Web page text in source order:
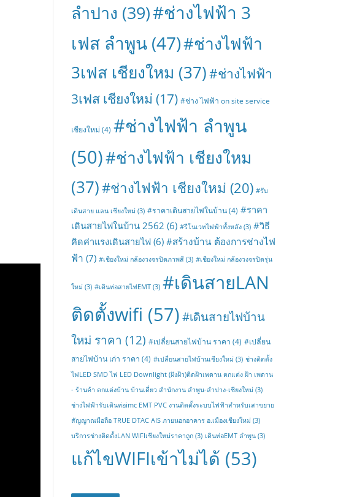
ลำปาง (39)#ช่างไฟฟ้า 3
เฟส ลำพูน (47)#ช่างไฟฟ้า
3เฟส เชียงใหม (37)#ช่างไฟฟ้า
3เฟส เชียงใหม่ (17) #ช่าง ไฟฟ้า on site service
เชียงใหม่ (4) #ช่างไฟฟ้า ลำพูน
(50)#ช่างไฟฟ้า เชียงใหม
(37)#ช่างไฟฟ้า เชียงใหม่ (20) #รับ
เดินสาย แลน เชียงใหม่ (3) #ราคาเดินสายไฟในบ้าน(4) #ราคา
เดินสายไฟในบ้าน 2562 (6) #รีโนเวทไฟฟ้าทั้งหลัง (3) #วิธี
คิดค่าแรงเดินสายไฟ (6) #สร้างบ้าน ต้องการช่างไฟ
ฟ้า (7) #เชียงใหม่ กล้องวงจรปิดภาพสี (3) #เชียงใหม่ กล้องวงจรปิดรุ่น
ใหม่ (3) #เดินท่อสายไฟEMT (3) #เดินสายLAN
ติดตั้งwifi (57)#เดินสายไฟบ้าน
ใหม่ ราคา (12) #เปลี่ยนสายไฟบ้าน ราคา (4) #เปลี่ยน
สายไฟบ้าน เก่า ราคา (4) #เปลี่ยนสายไฟบ้านเชียงใหม่ (3) ช่างติดตั้ง
ไฟLED SMD ไฟ LED Downlight (ฝังฝ้า)ติดฝ้าเพดาน ตกแต่ง ฝ้า เพดาน
- ร้านค้า ตกแต่งบ้าน บ้านเดี่ยว สำนักงาน ลำพูน-ลำปาง-เชียงใหม่ (3)
ช่างไฟฟ้ารับเดินท่อimc EMT PVC งานติดตั้งระบบไฟฟ้าสำหรับเสาขยาย
สัญญาณมือถือ TRUE DTAC AIS ภายนอกอาคาร อ.เมืองเชียงใหม่ (3)
บริการช่างติดตั้งLAN WIFIเชียงใหม่ราคาถูก (3) เดินท่อEMT ลำพูน (3)
แก้ไขWIFIเข้าไม่ได้ (53)